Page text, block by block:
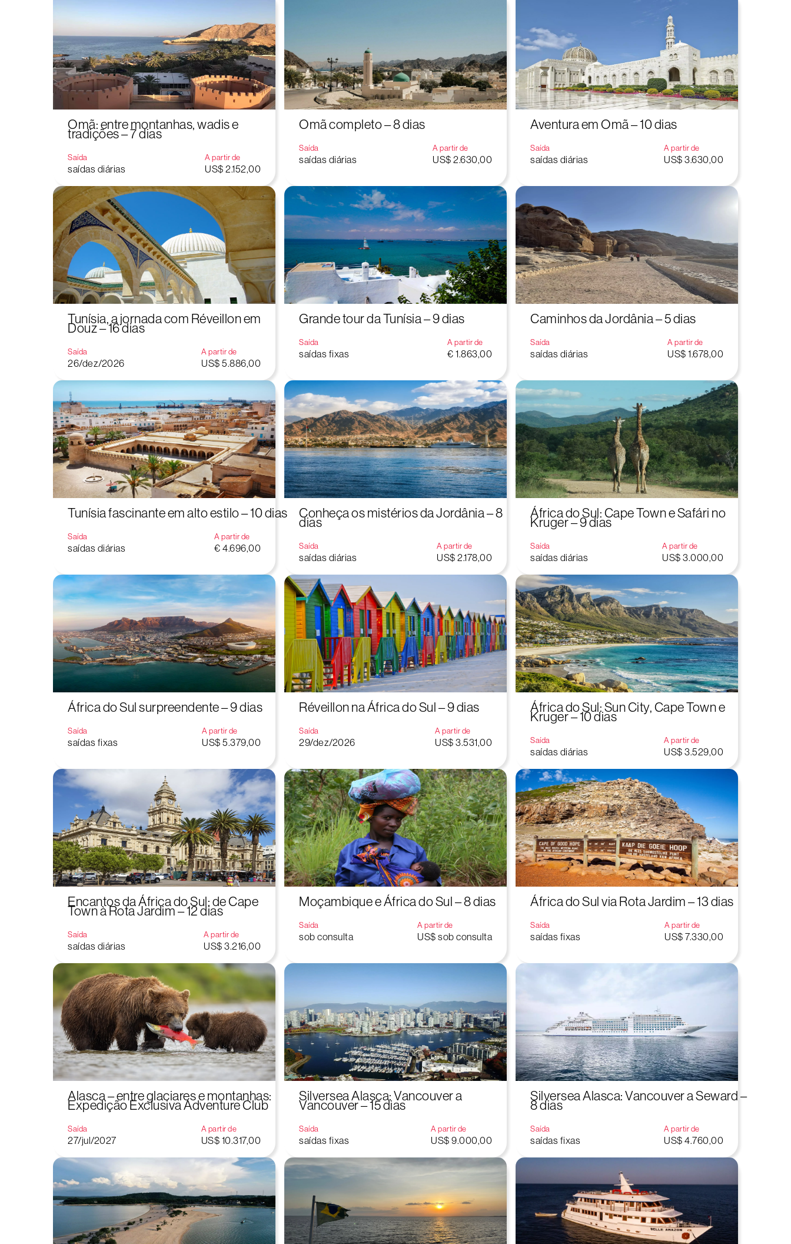
Omã: entre montanhas, wadis e
tradições – 7 dias
Saída
saídas diárias
A partir de
US$ 2.152,00
Omã completo – 8 dias
Saída
saídas diárias
A partir de
US$ 2.630,00
Aventura em Omã – 10 dias
Saída
saídas diárias
A partir de
US$ 3.630,00
Tunísia, a jornada com Réveillon em
Douz – 16 dias
Saída
26/dez/2026
A partir de
US$ 5.886,00
Grande tour da Tunísia – 9 dias
Saída
saídas fixas
A partir de
€ 1.863,00
Caminhos da Jordânia – 5 dias
Saída
saídas diárias
A partir de
US$ 1.678,00
Tunísia fascinante em alto estilo – 10 dias
Saída
saídas diárias
A partir de
€ 4.696,00
Conheça os mistérios da Jordânia – 8
dias
Saída
saídas diárias
A partir de
US$ 2.178,00
África do Sul: Cape Town e Safári no
Kruger – 9 dias
Saída
saídas diárias
A partir de
US$ 3.000,00
África do Sul surpreendente – 9 dias
Saída
saídas fixas
A partir de
US$ 5.379,00
Réveillon na África do Sul – 9 dias
Saída
29/dez/2026
A partir de
US$ 3.531,00
África do Sul: Sun City, Cape Town e
Kruger – 10 dias
Saída
saídas diárias
A partir de
US$ 3.529,00
Encantos da África do Sul: de Cape
Town à Rota Jardim – 12 dias
Saída
saídas diárias
A partir de
US$ 3.216,00
Moçambique e África do Sul – 8 dias
Saída
sob consulta
A partir de
US$ sob consulta
África do Sul via Rota Jardim – 13 dias
Saída
saídas fixas
A partir de
US$ 7.330,00
Alasca – entre glaciares e montanhas:
Expedição Exclusiva Adventure Club
Saída
27/jul/2027
A partir de
US$ 10.317,00
Silversea Alasca: Vancouver a
Vancouver – 15 dias
Saída
saídas fixas
A partir de
US$ 9.000,00
Silversea Alasca: Vancouver a Seward –
8 dias
Saída
saídas fixas
A partir de
US$ 4.760,00